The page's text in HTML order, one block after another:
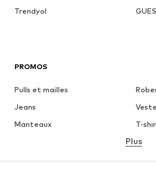
Trendyol
PROMOS
Pulls et mailles
Jeans
Manteaux
T-
Jupes
Plus